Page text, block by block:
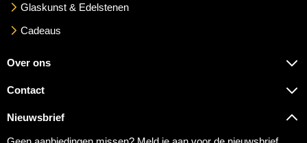
Glaskunst & Edelstenen
Cadeaus
Over ons
Contact
Nieuwsbrief